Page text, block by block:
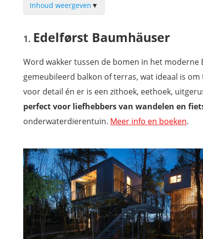
Inhoud weergeven ▼
Hotel Imperial - A Luxury Collection Hotel
magdas HOTEL
Morgenfurt - Appartements und Erdhäuser in
Space Home Hostel - Inner City
Thermenhotel Karawankenhof
Landhaus Koller
Wil jij ook niets missen tijdens je vakantie in
Edelførst Baumhäuser
Word wakker tussen de bomen in het moderne
gemeubileerd balkon of terras, wat ideaal is
voor detail én er is een zithoek, eethoek,
perfect voor liefhebbers van wandelen en
onderwaterdierentuin. Meer info en boeken.